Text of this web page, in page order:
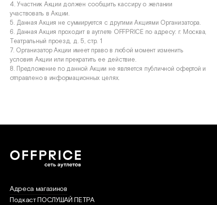
4. Участник Акции должен сообщить кассиру о желании
участвовать в Акции.
5. Данная Акция не суммируется с другими Акциями Организатора.
6. Данная Акция проходит в аутлете OFFPRICE по адресу: г. Москва,
Театральный проезд, д. 5, стр. 1
7. Организатор Акции имеет право в любой момент изменить
условия Акции или прекратить ее действие.
8. Предложение по данной Акции не является публичной офертой и
отправлено в информационных целях.
Адреса магазинов
Подкаст ПОСЛУШАЙ ПЕТРА